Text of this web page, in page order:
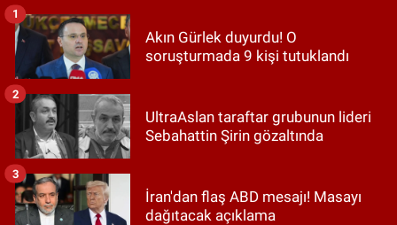
Akın Gürlek duyurdu! O
soruşturmada 9 kişi tutuklandı
1
UltraAslan taraftar grubunun lideri
Sebahattin Şirin gözaltında
2
İran'dan flaş ABD mesajı! Masayı
dağıtacak açıklama
3